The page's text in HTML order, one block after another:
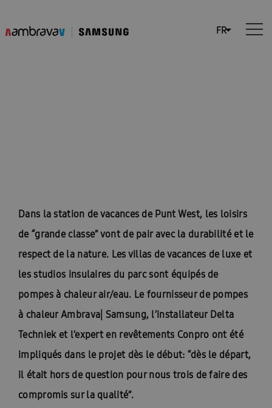
Dans la station de vacances de Punt West, les loisirs
de “grande classe” vont de pair avec la durabilité et le
respect de la nature. Les villas de vacances de luxe et
les studios insulaires du parc sont équipés de
pompes à chaleur air/eau. Le fournisseur de pompes
à chaleur Ambrava| Samsung, l’installateur Delta
Techniek et l’expert en revêtements Conpro ont été
impliqués dans le projet dès le début: “dès le départ,
il était hors de question pour nous trois de faire des
compromis sur la qualité”.